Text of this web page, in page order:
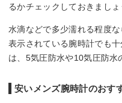
るかチェックしておきましょ
水滴などで多少濡れる程度
表示されている腕時計でも
は、5気圧防水や10気圧防水
安いメンズ腕時計のおす